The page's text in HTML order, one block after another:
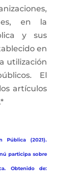
en la
y sus
en
utilización
El
artículos
Pública (2021).
participa sobre
Obtenido de: